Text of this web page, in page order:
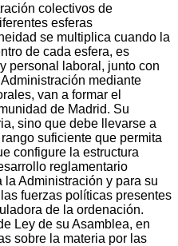
colectivos de
esferas
se multiplica cuando la
de cada esfera, es
personal laboral, junto con
mediante
van a formar el
de Madrid. Su
sino que debe llevarse a
suficiente que permita
configure la estructura
reglamentario
Administración y para su
fuerzas políticas presentes
de la ordenación.
Ley de su Asamblea, en
sobre la materia por las